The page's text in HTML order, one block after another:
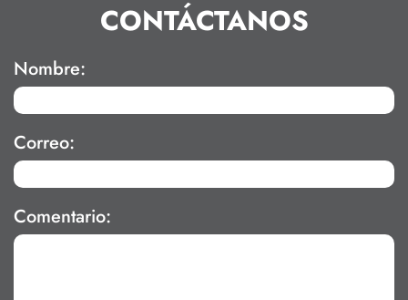
CONTÁCTANOS
Nombre:
Correo:
Comentario: